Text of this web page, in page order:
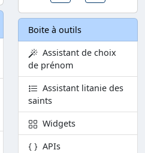
Boite à outils
Assistant de choix
de prénom
Assistant litanie des
saints
Widgets
APIs